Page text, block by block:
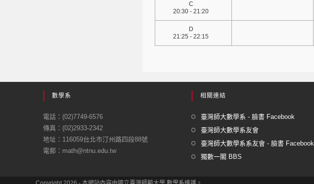
C
20:30 - 21:20
D
21:25 - 22:15
數學系
電話：(02)7749-6576
傳真：(02)2933-2342
地址：116059台北市汀州路四段88號
電郵：math@ntnu.edu.tw
相關連結
臺灣師大數學系 - 臉書 Facebook
臺灣師大數學系友會
臺灣師大數學系系友會 - 臉書 Facebook
獨數一閣 BBS